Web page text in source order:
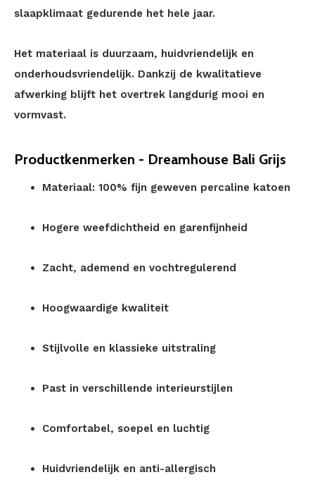
slaapklimaat gedurende het hele jaar.
Het materiaal is duurzaam, huidvriendelijk en
onderhoudsvriendelijk. Dankzij de kwalitatieve
afwerking blijft het overtrek langdurig mooi en
vormvast.
Productkenmerken - Dreamhouse Bali Grijs
Materiaal: 100% fijn geweven percaline katoen
Hogere weefdichtheid en garenfijnheid
Zacht, ademend en vochtregulerend
Hoogwaardige kwaliteit
Stijlvolle en klassieke uitstraling
Past in verschillende interieurstijlen
Comfortabel, soepel en luchtig
Huidvriendelijk en anti-allergisch